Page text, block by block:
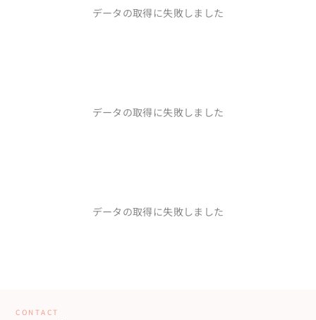
データの取得に失敗しました
データの取得に失敗しました
データの取得に失敗しました
CONTACT